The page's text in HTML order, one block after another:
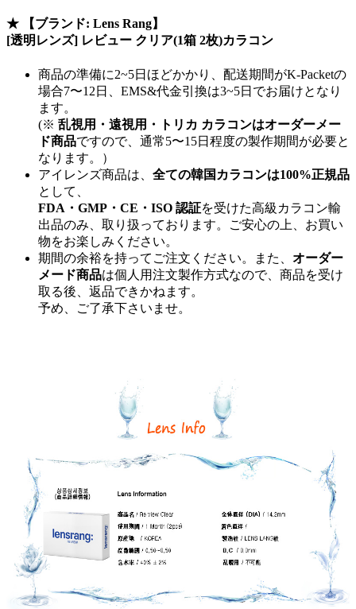
★
【ブランド: Lens Rang】
[透明レンズ] レビュー クリア(1箱 2枚)カラコン
商品の準備に2~5日ほどかかり、配送期間がK-Packetの
場合7〜12日、EMS&代金引換は3~5日でお届けとなり
ます。
(※ 乱視用・遠視用・トリカ カラコンはオーダーメー
ド商品ですので、 通常5〜15日程度の製作期間が必要と
なります。）
アイレンズ商品は、 全ての韓国カラコンは100%正規品
として、
FDA・GMP・CE・ISO 認証を受けた高級カラコン輸
出品のみ、取り扱っております。ご安心の上、お買い
物をお楽しみください。
期間の余裕を持ってご注文ください。また、 オーダー
メード商品は個人用注文製作方式なので、商品を受け
取る後、返品できかねます。
予め、ご了承下さいませ。